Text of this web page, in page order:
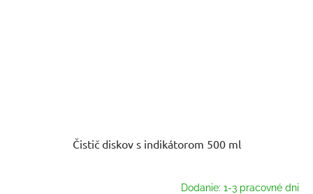
Čistič diskov s indikátorom 500 ml
Dodanie: 1-3 pracovné dni